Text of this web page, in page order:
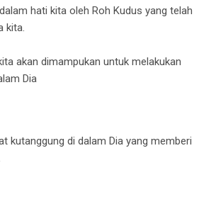
hati kita oleh Roh Kudus yang telah
kita.
akan dimampukan untuk melakukan
Dia
kutanggung di dalam Dia yang memberi